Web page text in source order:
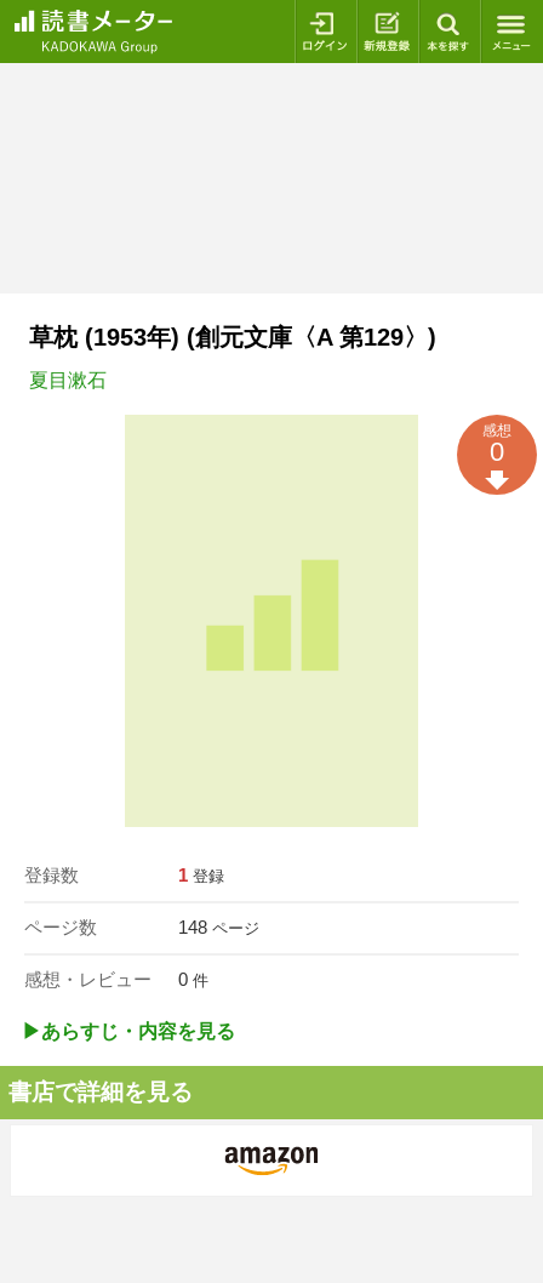
ログイン 新規登録
草枕 (1953年) (創元文庫〈A 第129〉)
夏目漱石
登録数 1 登録
ページ数 148 ページ
感想・レビュー 0 件
感想
0
▶︎あらすじ・内容を見る
書店で詳細を見る